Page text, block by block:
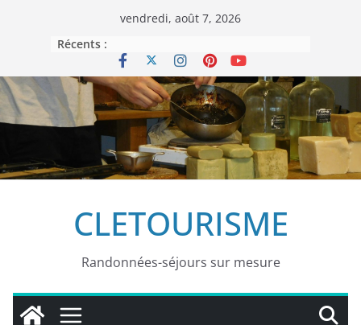
vendredi, août 7, 2026
Récents :
CLETOURISME
Randonnées-séjours sur mesure